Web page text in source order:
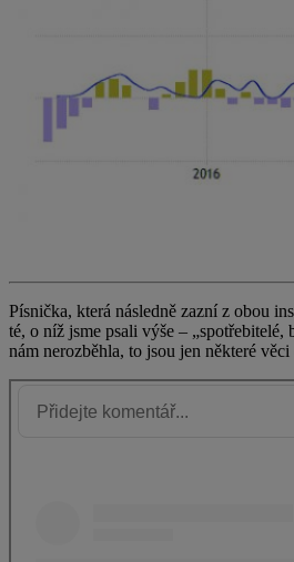
Písnička, která následně zazní z obou
té, o níž jsme psali výše –
nám nerozběhla, to jsou jen některé věci